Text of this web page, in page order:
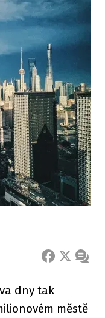
FACEBOOK
X
dny tak
městě